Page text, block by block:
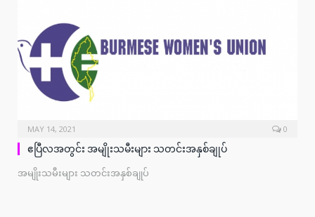
MAY 14, 2021 0
ဧပြီလအတွင်း အမျိုးသမီးများ သတင်းအနှစ်ချုပ်
အမျိုးသမီးများ သတင်းအနှစ်ချုပ်